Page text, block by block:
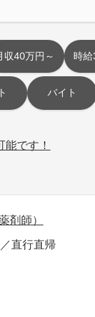
収40万円～ 時
バイト
です！
剤師）
直行直帰